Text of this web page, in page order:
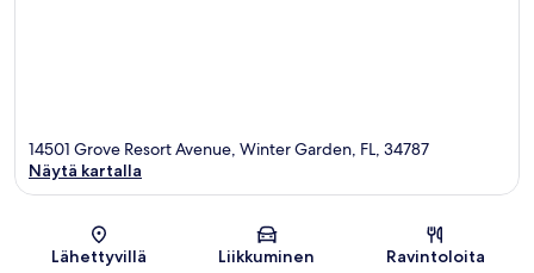
Kartta
14501 Grove Resort Avenue, Winter Garden, FL, 34787
Näytä kartalla
Lähettyvillä Liikkuminen Ravintoloita